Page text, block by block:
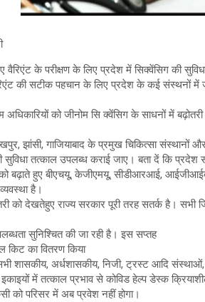
वैरिएंट के परीक्षण के लिए प्रदेश में सिक्वेंसिग की
की सटीक पहचान के लिए प्रदेश के कई संस्थनों में
अधिकारियों को जीनोम सि क्वेंसिग के साधनों में
झांसी, गाजियाबाद के प्रमुख चिकित्सा संस्थानों
तत्काल उपलब्ध कराई जाए। बता दें कि प्रदेश
बढ़ाते हुए बीएचयू, केजीएमयू, सीडीआरआई,
है।
को देखतेहुए राज्य सरकार पूरी तरह सतर्क है। सभी
सुनिश्चित की जा रही है। इस सप्तह
का वितरण किया
शासकीय, अर्धशासकीय, निजी, ट्रस्ट आदि संस्थाओं,
इकाइयों में तत्काल प्रभाव से कोविड हेल्प डेस्क
को परिसर में अब प्रवेश नहीं होगा।